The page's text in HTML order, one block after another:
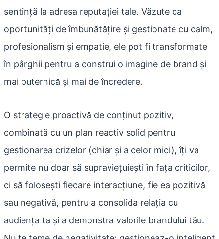
sentință la adresa reputației tale. Văzute ca
oportunități de îmbunătățire și gestionate cu calm,
profesionalism și empatie, ele pot fi transformate
în pârghii pentru a construi o imagine de brand și
mai puternică și mai de încredere.
O strategie proactivă de conținut pozitiv,
combinată cu un plan reactiv solid pentru
gestionarea crizelor (chiar și a celor mici), îți va
permite nu doar să supraviețuiești în fața criticilor,
ci să folosești fiecare interacțiune, fie ea pozitivă
sau negativă, pentru a consolida relația cu
audiența ta și a demonstra valorile brandului tău.